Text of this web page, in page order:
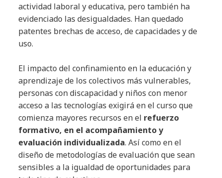
actividad laboral y educativa, pero también ha
evidenciado las desigualdades. Han quedado
patentes brechas de acceso, de capacidades y de
uso.
El impacto del confinamiento en la educación y
aprendizaje de los colectivos más vulnerables,
personas con discapacidad y niños con menor
acceso a las tecnologías exigirá en el curso que
comienza mayores recursos en el refuerzo
formativo, en el acompañamiento y
evaluación individualizada. Así como en el
diseño de metodologías de evaluación que sean
sensibles a la igualdad de oportunidades para